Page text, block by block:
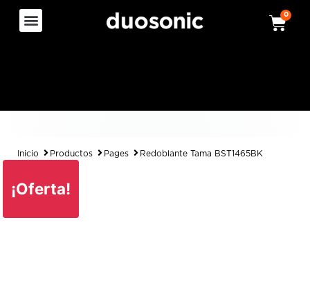
0
Inicio Productos Pages Redoblante Tama BST1465BK
¡Oferta!